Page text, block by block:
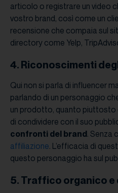
articolo o registrare un video
vostro brand, così come un
recensione che compaia sul
directory come Yelp,
4. Riconoscimenti
Qui non si parla di influencer
parlando di un personaggio
un prodotto, quanto piuttosto
di condividere con il suo
confronti del brand. Senza
affiliazione. L’efficacia di
questo personaggio ha sul
5. Traffico organico